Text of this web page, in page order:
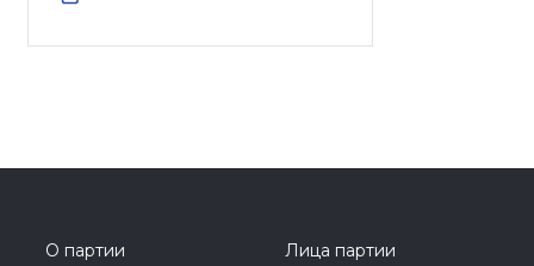
О партии
Лица партии